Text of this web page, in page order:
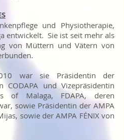
und Physiotherapie,
entwickelt. Sie ist seit mehr als
von Müttern und Vätern von
war sie Präsidentin der
CODAPA und Vizepräsidentin
of Malaga, FDAPA, deren
sowie Präsidentin der AMPA
sowie der AMPA FÉNIX von